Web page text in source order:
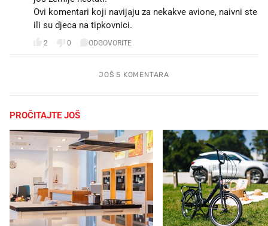
Ovi komentari koji navijaju za nekakve avione, naivni ste
ili su djeca na tipkovnici.
2 0 ODGOVORITE
JOŠ 5 KOMENTARA
PROČITAJTE JOŠ